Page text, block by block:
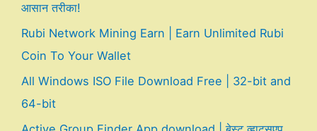
आसान तरीका!
Rubi Network Mining Earn | Earn Unlimited Rubi
Coin To Your Wallet
All Windows ISO File Download Free | 32-bit and
64-bit